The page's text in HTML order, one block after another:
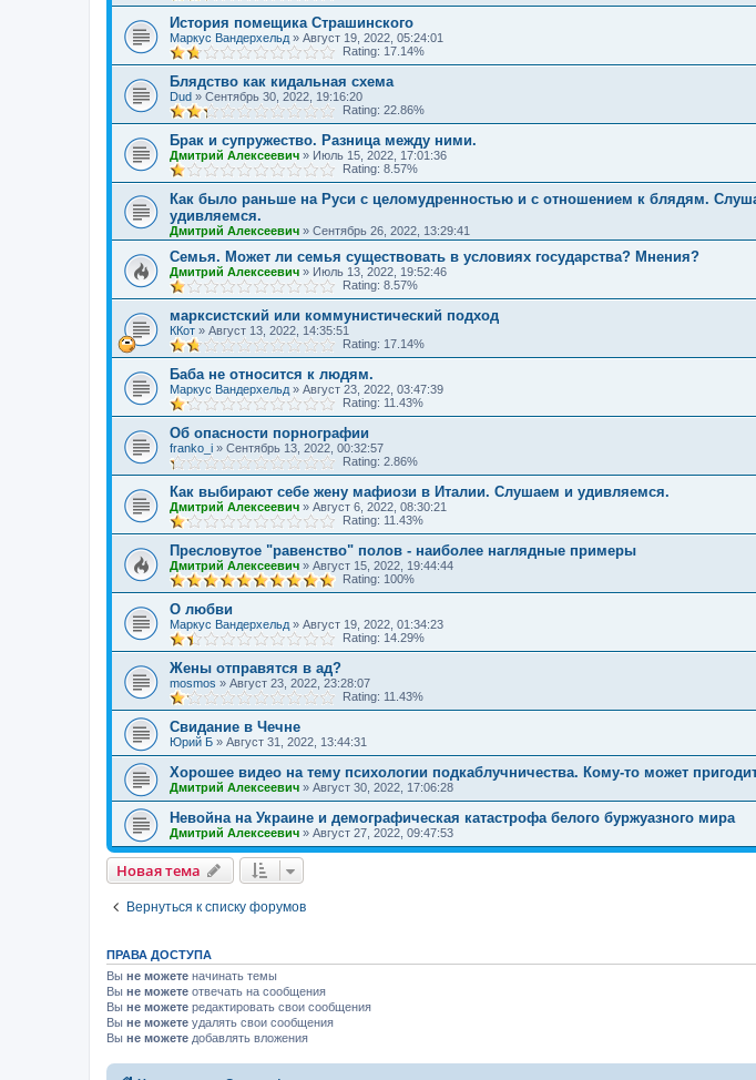
История помещика Страшинского
Маркус Вандерхельд » Август 19, 2022, 05:24:01
Rating: 17.14%
Блядство как кидальная схема
Dud » Сентябрь 30, 2022, 19:16:20
Rating: 22.86%
Брак и супружество. Разница между ними.
Дмитрий Алексеевич » Июль 15, 2022, 17:01:36
Rating: 8.57%
Как было раньше на Руси с целомудренностью и с отношением к блядям.
удивляемся.
Дмитрий Алексеевич » Сентябрь 26, 2022, 13:29:41
Семья. Может ли семья существовать в условиях государства? Мнения?
Дмитрий Алексеевич » Июль 13, 2022, 19:52:46
Rating: 8.57%
марксистский или коммунистический подход
ККот » Август 13, 2022, 14:35:51
Rating: 17.14%
Баба не относится к людям.
Маркус Вандерхельд » Август 23, 2022, 03:47:39
Rating: 11.43%
Об опасности порнографии
franko_i » Сентябрь 13, 2022, 00:32:57
Rating: 2.86%
Как выбирают себе жену мафиози в Италии. Слушаем и удивляемся.
Дмитрий Алексеевич » Август 6, 2022, 08:30:21
Rating: 11.43%
Пресловутое "равенство" полов - наиболее наглядные примеры
Дмитрий Алексеевич » Август 15, 2022, 19:44:44
Rating: 100%
О любви
Маркус Вандерхельд » Август 19, 2022, 01:34:23
Rating: 14.29%
Жены отправятся в ад?
mosmos » Август 23, 2022, 23:28:07
Rating: 11.43%
Свидание в Чечне
Юрий Б » Август 31, 2022, 13:44:31
Хорошее видео на тему психологии подкаблучничества. Кому-то может
Дмитрий Алексеевич » Август 30, 2022, 17:06:28
Невойна на Украине и демографическая катастрофа белого буржуазного мира
Дмитрий Алексеевич » Август 27, 2022, 09:47:53
Новая тема
Вернуться к списку форумов
ПРАВА ДОСТУПА
Вы не можете начинать темы
Вы не можете отвечать на сообщения
Вы не можете редактировать свои сообщения
Вы не можете удалять свои сообщения
Вы не можете добавлять вложения